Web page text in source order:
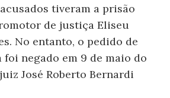
tiveram a prisão
de justiça Eliseu
No entanto, o pedido de
negado em 9 de maio do
José Roberto Bernardi